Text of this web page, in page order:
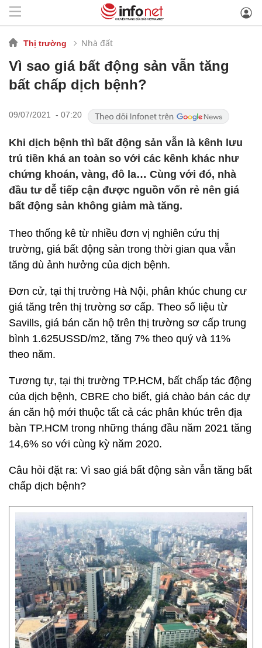
Thị trường Nhà đất
Vì sao giá bất động sản vẫn tăng
bất chấp dịch bệnh?
09/07/2021 - 07:20
Khi dịch bệnh thì bất động sản vẫn là kênh lưu
trú tiền khá an toàn so với các kênh khác như
chứng khoán, vàng, đô la… Cùng với đó, nhà
đầu tư dễ tiếp cận được nguồn vốn rẻ nên giá
bất động sản không giảm mà tăng.
Theo thống kê từ nhiều đơn vị nghiên cứu thị
trường, giá bất động sản trong thời gian qua vẫn
tăng dù ảnh hưởng của dịch bệnh.
Đơn cử, tại thị trường Hà Nội, phân khúc chung cư
giá tăng trên thị trường sơ cấp. Theo số liệu từ
Savills, giá bán căn hộ trên thị trường sơ cấp trung
bình 1.625USSD/m2, tăng 7% theo quý và 11%
theo năm.
Tương tự, tại thị trường TP.HCM, bất chấp tác động
của dịch bệnh, CBRE cho biết, giá chào bán các dự
án căn hộ mới thuộc tất cả các phân khúc trên địa
bàn TP.HCM trong những tháng đầu năm 2021 tăng
14,6% so với cùng kỳ năm 2020.
Câu hỏi đặt ra: Vì sao giá bất động sản vẫn tăng bất
chấp dịch bệnh?